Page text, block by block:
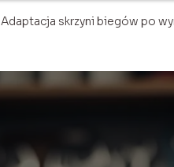
Adaptacja skrzyni biegów po